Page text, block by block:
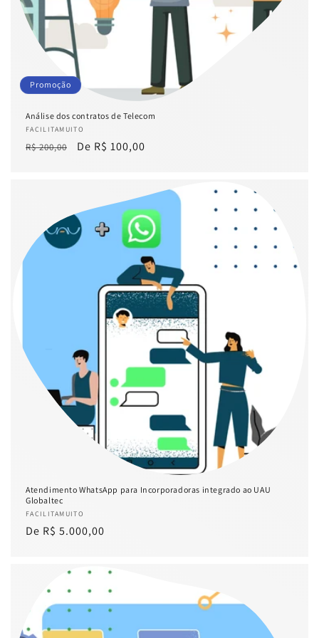
Promoção
Análise dos contratos de Telecom
Fornecedor:
FACILITAMUITO
Preço
R$ 200,00
Preço
De R$ 100,00
Atendimento WhatsApp para Incorporadoras integrado ao UAU
Globaltec
Fornecedor:
FACILITAMUITO
Preço
De R$ 5.000,00